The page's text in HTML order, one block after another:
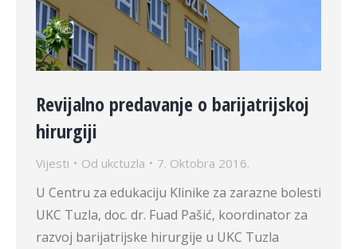
Revijalno predavanje o barijatrijskoj
hirurgiji
Vijesti Od ukctuzla 7. Oktobra 2016.
U Centru za edukaciju Klinike za zarazne bolesti
UKC Tuzla, doc. dr. Fuad Pašić, koordinator za
razvoj barijatrijske hirurgije u UKC Tuzla